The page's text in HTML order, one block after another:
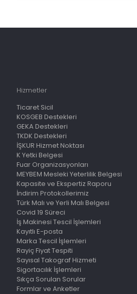
Hizmetler
Ticaret Sicil
KOSGEB Destekleri
GEKA Destekleri
TKDK Destekleri
İŞKUR Hizmet Noktası
K Yetki Belgesi
Fuar Organizasyonları
MEYBEM Mesleki Yeterlilik Belgesi
Kapasite ve Ekspertiz Raporu
İndirim Protokollerimiz
Türk Malı ve Yerli Malı Belgesi
Covid 19 Süreci
İş Makinesi Tescil İşlemleri
Kayıtlı E-posta
Marka Tescil İşlemleri
Rayiç Fiyat Tespiti
Sayısal Takograf Hizmeti
Sigortacılık İşlemleri
Sıkça Sorulan Sorular
Formlar ve Anketler